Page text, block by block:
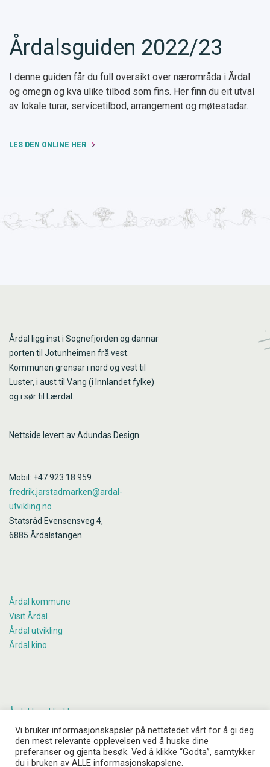
Årdalsguiden 2022/23
I denne guiden får du full oversikt over nærområda i Årdal
og omegn og kva ulike tilbod som fins. Her finn du eit utval
av lokale turar, servicetilbod, arrangement og møtestadar.
LES DEN ONLINE HER
Årdal ligg inst i Sognefjorden og dannar
porten til Jotunheimen frå vest.
Kommunen grensar i nord og vest til
Luster, i aust til Vang (i Innlandet fylke)
og i sør til Lærdal.
Nettside levert av Adundas Design
Mobil: +47 923 18 959
fredrik.jarstadmarken@ardal-
utvikling.no
Statsråd Evensensveg 4,
6885 Årdalstangen
Årdal kommune
Visit Årdal
Årdal utvikling
Årdal kino
Årdal tannklinikk
Årdalsguiden
Årdal Lensmannskontor
Årdal legekontor
Vi bruker informasjonskapsler på nettstedet vårt for å gi deg
den mest relevante opplevelsen ved å huske dine
preferanser og gjenta besøk. Ved å klikke “Godta”, samtykker
du i bruken av ALLE informasjonskapslene.